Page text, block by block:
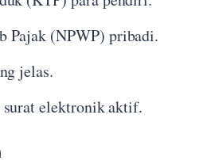
Pajak (NPWP) pribadi.
jelas.
elektronik aktif.